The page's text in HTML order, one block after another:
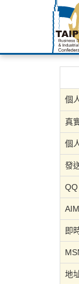
個
真
個
發
QQ
AIM
即
地